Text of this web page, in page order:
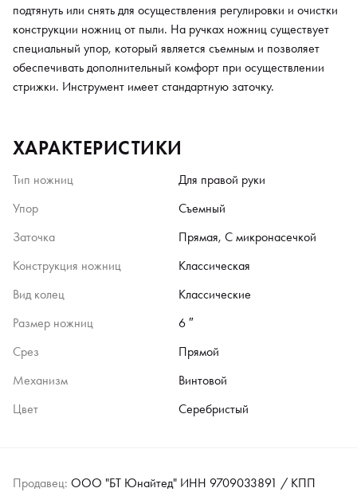
подтянуть или снять для осуществления регулировки и очистки
конструкции ножниц от пыли. На ручках ножниц существует
специальный упор, который является съемным и позволяет
обеспечивать дополнительный комфорт при осуществлении
стрижки. Инструмент имеет стандартную заточку.
ХАРАКТЕРИСТИКИ
Тип ножниц
Для правой руки
Упор
Съемный
Заточка
Прямая, С микронасечкой
Конструкция ножниц
Классическая
Вид колец
Классические
Размер ножниц
6 ″
Срез
Прямой
Механизм
Винтовой
Цвет
Серебристый
Продавец: ООО "БТ Юнайтед" ИНН 9709033891 / КПП